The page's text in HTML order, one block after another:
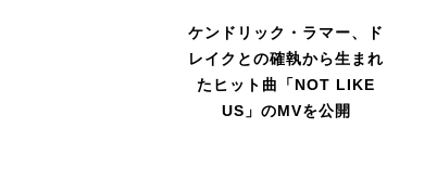
ケンドリック・ラマー、ド
レイクとの確執から生まれ
たヒット曲「NOT LIKE
US」のMVを公開